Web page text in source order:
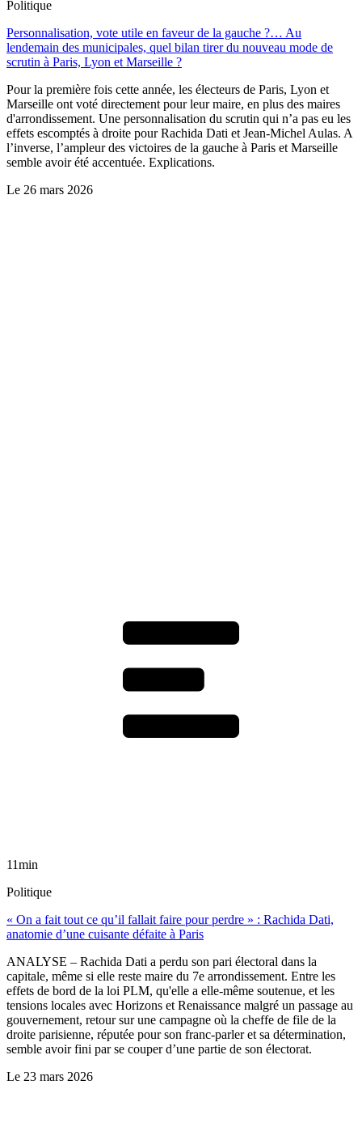
Politique
Personnalisation, vote utile en faveur de la gauche ?… Au
lendemain des municipales, quel bilan tirer du nouveau mode de
scrutin à Paris, Lyon et Marseille ?
Pour la première fois cette année, les électeurs de Paris, Lyon et
Marseille ont voté directement pour leur maire, en plus des maires
d'arrondissement. Une personnalisation du scrutin qui n’a pas eu les
effets escomptés à droite pour Rachida Dati et Jean-Michel Aulas. A
l’inverse, l’ampleur des victoires de la gauche à Paris et Marseille
semble avoir été accentuée. Explications.
Le 26 mars 2026
11min
Politique
« On a fait tout ce qu’il fallait faire pour perdre » : Rachida Dati,
anatomie d’une cuisante défaite à Paris
ANALYSE – Rachida Dati a perdu son pari électoral dans la
capitale, même si elle reste maire du 7e arrondissement. Entre les
effets de bord de la loi PLM, qu'elle a elle-même soutenue, et les
tensions locales avec Horizons et Renaissance malgré un passage au
gouvernement, retour sur une campagne où la cheffe de file de la
droite parisienne, réputée pour son franc-parler et sa détermination,
semble avoir fini par se couper d’une partie de son électorat.
Le 23 mars 2026